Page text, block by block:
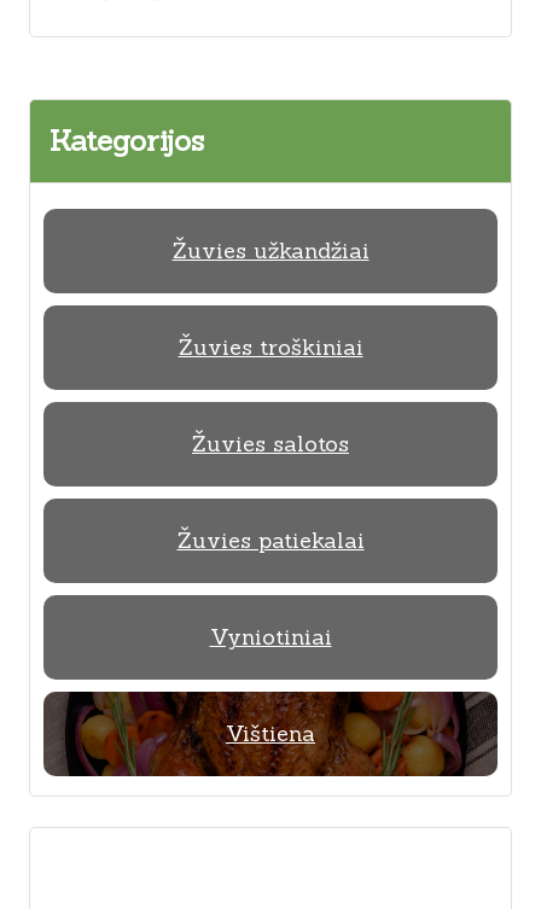
Kategorijos
Žuvies užkandžiai
Žuvies troškiniai
Žuvies salotos
Žuvies patiekalai
Vyniotiniai
Vištiena